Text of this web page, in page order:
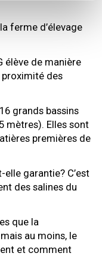
ferme d’élevage
élève de manière
proximité des
grands bassins
mètres). Elles sont
premières de
garantie? C’est
des salines du
que la
au moins, le
et comment